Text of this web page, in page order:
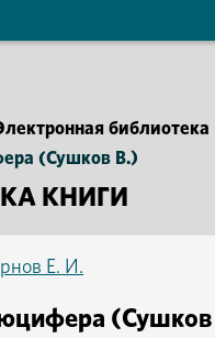
библиотека
(Сушков В.)
КНИГИ
Е. И.
(Сушков